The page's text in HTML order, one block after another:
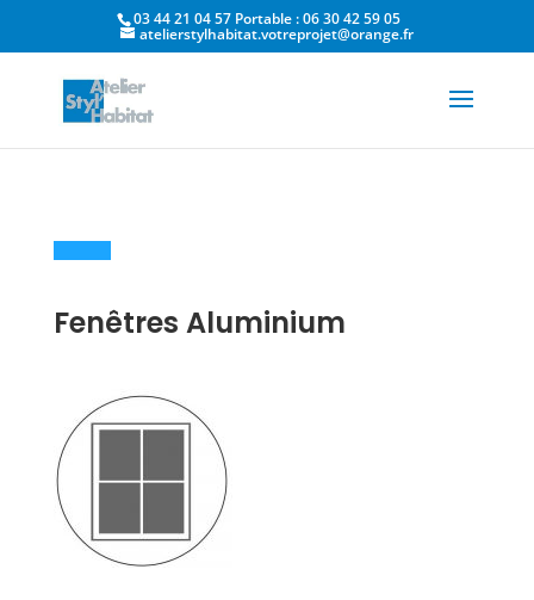
03 44 21 04 57 Portable : 06 30 42 59 05
atelierstylhabitat.votreprojet@orange.fr
Fenêtres Aluminium